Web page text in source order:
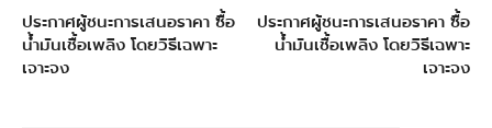
ประกาศผู้ชนะการเสนอราคา ซื้อ
น้ำมันเชื้อเพลิง โดยวิธีเฉพาะ
เจาะจง
ประกาศผู้ชนะการเสนอราคา ซื้อ
น้ำมันเชื้อเพลิง โดยวิธีเฉพาะ
เจาะจง